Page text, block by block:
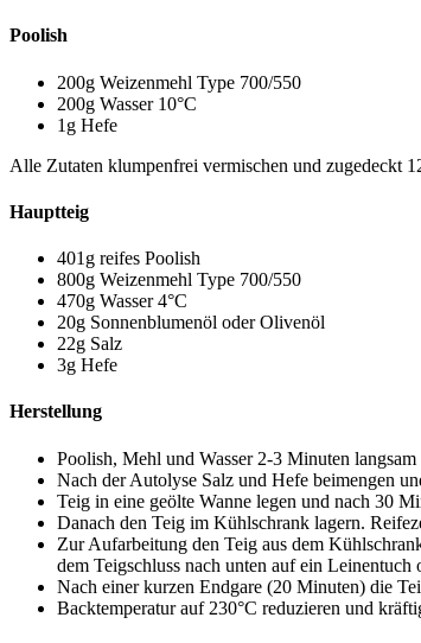
Poolish
200g Weizenmehl Type 700/550
200g Wasser 10°C
1g Hefe
Alle Zutaten klumpenfrei vermischen und zugedeckt
Hauptteig
401g reifes Poolish
800g Weizenmehl Type 700/550
470g Wasser 4°C
20g Sonnenblumenöl oder Olivenöl
22g Salz
3g Hefe
Herstellung
Poolish, Mehl und Wasser 2-3 Minuten
Nach der Autolyse Salz und Hefe beimengen
Teig in eine geölte Wanne legen und nach 30
Danach den Teig im Kühlschrank lagern.
Zur Aufarbeitung den Teig aus dem
dem Teigschluss nach unten auf ein Leinentuch
Nach einer kurzen Endgare (20 Minuten) die
Backtemperatur auf 230°C reduzieren und